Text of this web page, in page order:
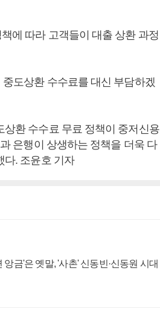
에 따라 고객들이 대출 상환 과정
도상환 수수료를 대신 부담하겠
상환 수수료 무료 정책이 중저신용
은행이 상생하는 정책을 더욱 다
다. 조윤호 기자
앙금'은 옛말, '사촌' 신동빈·신동원 시대